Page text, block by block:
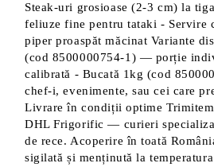
Steak-uri grosioase (2-3 cm) la
feliuze fine pentru tataki - Servire
piper proaspăt măcinat Variante
(cod 8500000754-1) — porție
calibrată - Bucată 1kg (cod
chef-i, evenimente, sau cei care
Livrare în condiții optime
DHL Frigorific — curieri
de rece. Acoperire în toată
sigilată și menținută la